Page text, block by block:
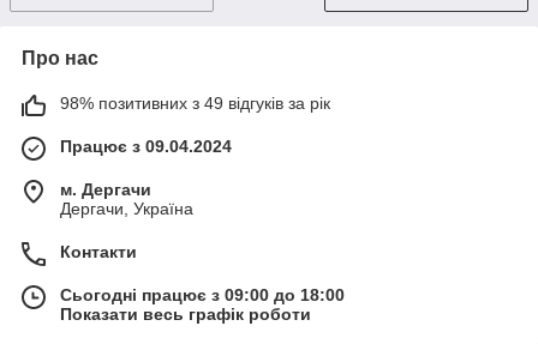
Про нас
98% позитивних з 49 відгуків за рік
Працює з 09.04.2024
м. Дергачи
Дергачи, Україна
Контакти
Сьогодні працює з 09:00 до 18:00
Показати весь графік роботи